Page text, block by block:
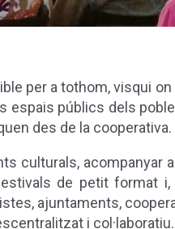
per a tothom, visqui
espais públics dels
des de la cooperativa.
culturals, acompanyar
de petit format i,
ajuntaments,
i col·laboratiu.